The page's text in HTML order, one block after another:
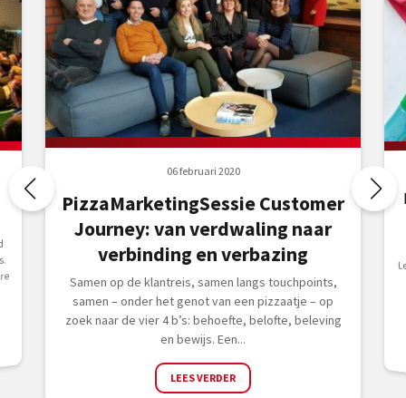
06 februari 2020
PizzaMarketingSessie Customer
Journey: van verdwaling naar
verbinding en verbazing
Samen op de klantreis, samen langs touchpoints,
samen – onder het genot van een pizzaatje – op
zoek naar de vier 4 b’s: behoefte, belofte, beleving
en bewijs. Een...
LEES VERDER